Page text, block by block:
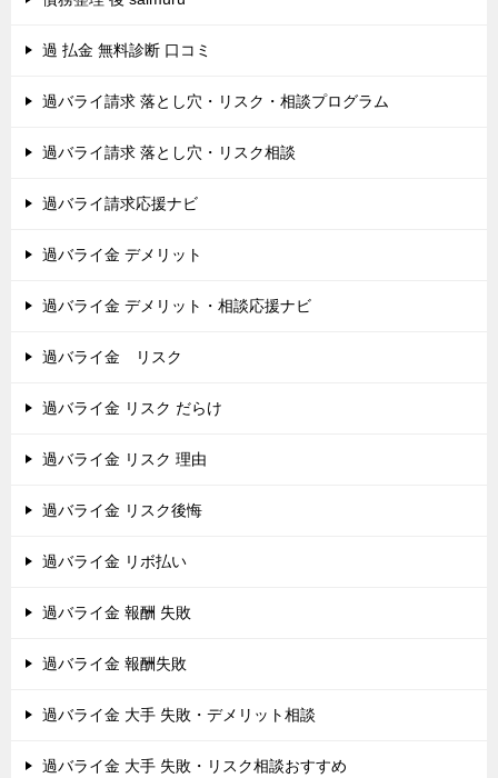
過 払金 無料診断 口コミ
過バライ請求 落とし穴・リスク・相談プログラム
過バライ請求 落とし穴・リスク相談
過バライ請求応援ナビ
過バライ金 デメリット
過バライ金 デメリット・相談応援ナビ
過バライ金 リスク
過バライ金 リスク だらけ
過バライ金 リスク 理由
過バライ金 リスク後悔
過バライ金 リボ払い
過バライ金 報酬 失敗
過バライ金 報酬失敗
過バライ金 大手 失敗・デメリット相談
過バライ金 大手 失敗・リスク相談おすすめ